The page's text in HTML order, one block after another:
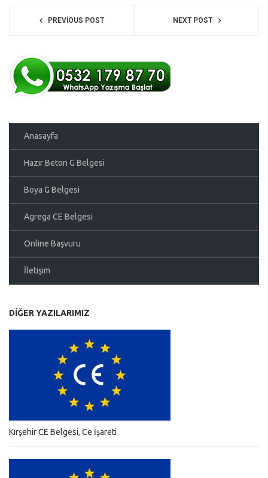
PREVIOUS POST NEXT POST
Anasayfa
Hazır Beton G Belgesi
Boya G Belgesi
Agrega CE Belgesi
Online Başvuru
İletişim
DIĞER YAZILARIMIZ
Kırşehir CE Belgesi, Ce İşareti